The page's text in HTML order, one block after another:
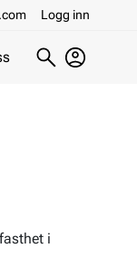
Logg inn
i